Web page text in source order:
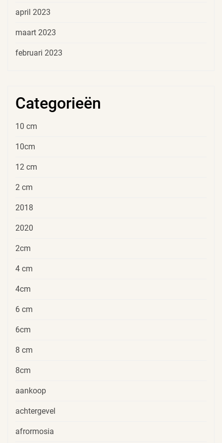
april 2023
maart 2023
februari 2023
Categorieën
10 cm
10cm
12 cm
2 cm
2018
2020
2cm
4 cm
4cm
6 cm
6cm
8 cm
8cm
aankoop
achtergevel
afrormosia